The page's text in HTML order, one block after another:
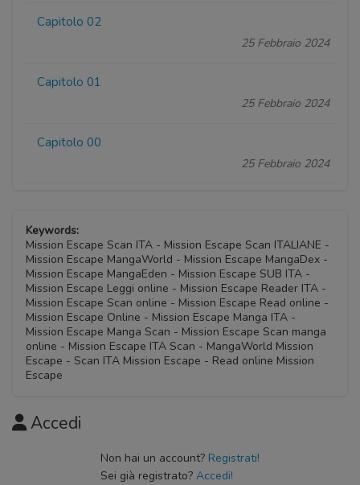
Capitolo 02
25 Febbraio 2024
Capitolo 01
25 Febbraio 2024
Capitolo 00
25 Febbraio 2024
Keywords:
Mission Escape Scan ITA - Mission Escape Scan ITALIANE -
Mission Escape MangaWorld - Mission Escape MangaDex -
Mission Escape MangaEden - Mission Escape SUB ITA -
Mission Escape Leggi online - Mission Escape Reader ITA -
Mission Escape Scan online - Mission Escape Read online -
Mission Escape Online - Mission Escape Manga ITA -
Mission Escape Manga Scan - Mission Escape Scan manga
online - Mission Escape ITA Scan - MangaWorld Mission
Escape - Scan ITA Mission Escape - Read online Mission
Escape
Accedi
Non hai un account? Registrati!
Sei già registrato? Accedi!